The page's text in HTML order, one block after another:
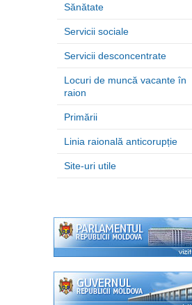
Sănătate
Servicii sociale
Servicii desconcentrate
Locuri de muncă vacante în
raion
Primării
Linia raională anticorupție
Site-uri utile